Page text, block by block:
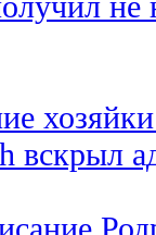
вскрыл